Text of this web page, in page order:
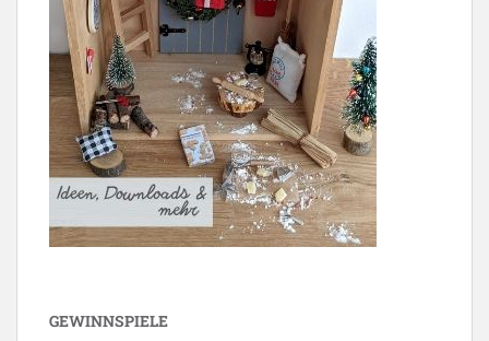
GEWINNSPIELE